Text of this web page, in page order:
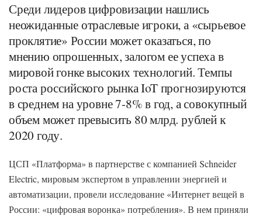
Среди лидеров цифровизации нашлись
неожиданные отраслевые игроки, а «сырьевое
проклятие» России может оказаться, по
мнению опрошенных, залогом ее успеха в
мировой гонке высоких технологий. Темпы
роста российского рынка IoT прогнозируются
в среднем на уровне 7-8% в год, а совокупный
объем может превысить 80 млрд. рублей к
2020 году.
ЦСП «Платформа» в партнерстве с компанией Schneider
Electric, мировым экспертом в управлении энергией и
автоматизации, провели исследование «Интернет вещей в
России: «цифровая воронка» потребления». В нем приняли